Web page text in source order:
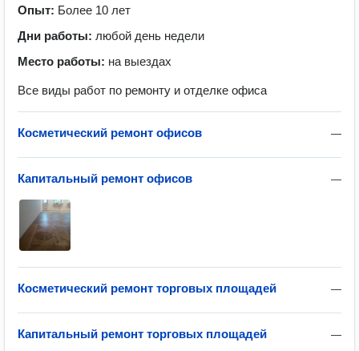
Опыт: Более 10 лет
Дни работы: любой день недели
Место работы: на выездах
Все виды работ по ремонту и отделке офиса
—
Косметический ремонт офисов
—
Капитальный ремонт офисов
—
Косметический ремонт торговых площадей
—
Капитальный ремонт торговых площадей